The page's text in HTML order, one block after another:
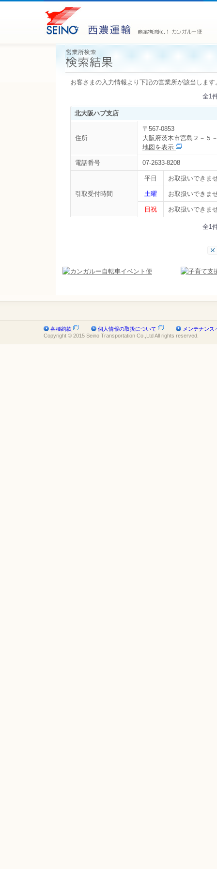
お客さまの入力情報より下記の営業所が該当します
全1
北大阪ハブ支店
住所
〒567-0853
大阪府茨木市宮島２－５
地図を表示
電話番号 07-2633-8208
引取受付時間
平日 お取扱いできま
土曜 お取扱いできま
日祝 お取扱いできま
全1
各種約款 個人情報の取扱について
メンテナン
Copyright © 2015 Seino Transportation Co.,Ltd All rights reserved.